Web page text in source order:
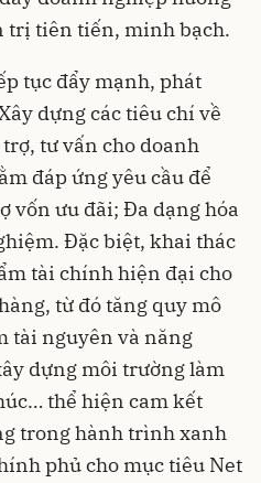
trị tiên tiến, minh bạch.
tục đẩy mạnh, phát
dựng các tiêu chí về
tư vấn cho doanh
đáp ứng yêu cầu để
vốn ưu đãi; Đa dạng hóa
Đặc biệt, khai thác
tài chính hiện đại cho
từ đó tăng quy mô
tài nguyên và năng
dựng môi trường làm
thể hiện cam kết
trong hành trình xanh
phủ cho mục tiêu Net